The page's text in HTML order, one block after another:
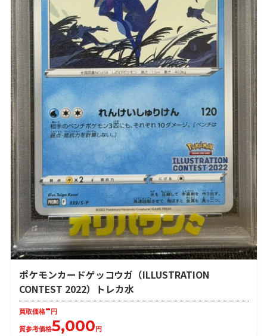
ポケモンカードゲッコウガ（ILLUSTRATION
CONTEST 2022）トレカ水
買取価格- 円
質参考価格5,000 円